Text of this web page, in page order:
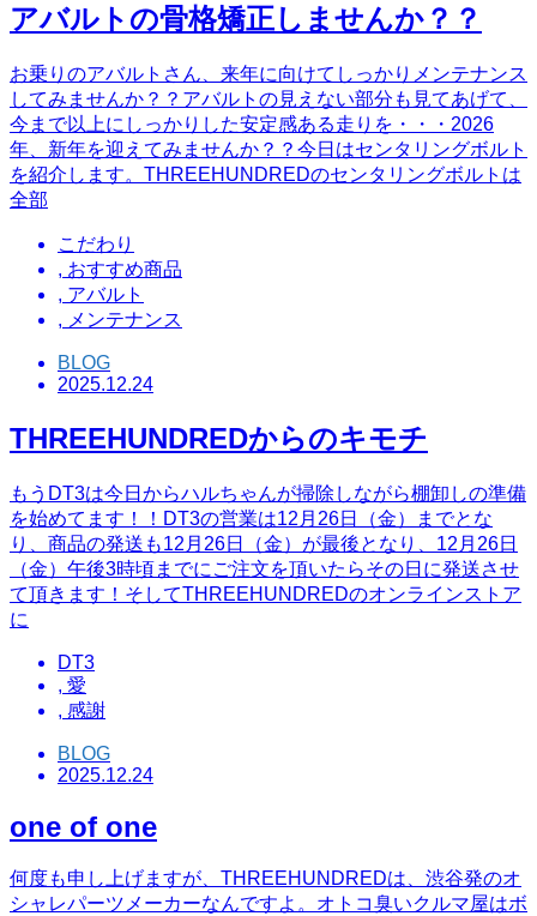
アバルトの骨格矯正しませんか？？
お乗りのアバルトさん、来年に向けてしっかりメンテナンス
してみませんか？？アバルトの見えない部分も見てあげて、
今まで以上にしっかりした安定感ある走りを・・・2026
年、新年を迎えてみませんか？？今日はセンタリングボルト
を紹介します。THREEHUNDREDのセンタリングボルトは
全部
こだわり
, おすすめ商品
, アバルト
, メンテナンス
BLOG
2025.12.24
THREEHUNDREDからのキモチ
もうDT3は今日からハルちゃんが掃除しながら棚卸しの準備
を始めてます！！DT3の営業は12月26日（金）までとな
り、商品の発送も12月26日（金）が最後となり、12月26日
（金）午後3時頃までにご注文を頂いたらその日に発送させ
て頂きます！そしてTHREEHUNDREDのオンラインストア
に
DT3
, 愛
, 感謝
BLOG
2025.12.24
one of one
何度も申し上げますが、THREEHUNDREDは、渋谷発のオ
シャレパーツメーカーなんですよ。オトコ臭いクルマ屋はボ